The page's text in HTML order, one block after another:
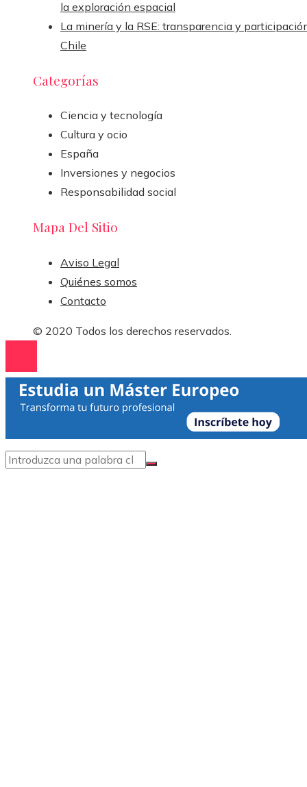
la exploración espacial
La minería y la RSE: transparencia y
Chile
Categorías
Ciencia y tecnología
Cultura y ocio
España
Inversiones y negocios
Responsabilidad social
Mapa Del Sitio
Aviso Legal
Quiénes somos
Contacto
© 2020 Todos los derechos reservados.